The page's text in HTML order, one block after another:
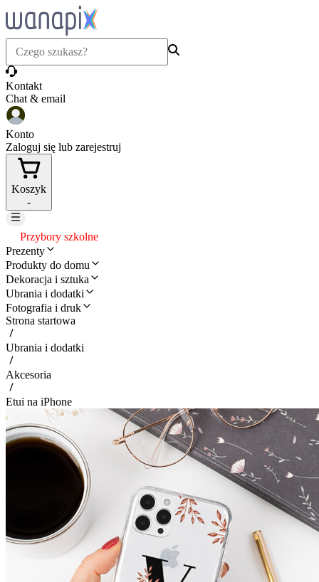
Kontakt
Chat & email
Konto
Zaloguj się lub zarejestruj
Koszyk
-
Przybory szkolne
Prezenty
Produkty do domu
Dekoracja i sztuka
Ubrania i dodatki
Fotografia i druk
Strona startowa
Ubrania i dodatki
Akcesoria
Etui na iPhone